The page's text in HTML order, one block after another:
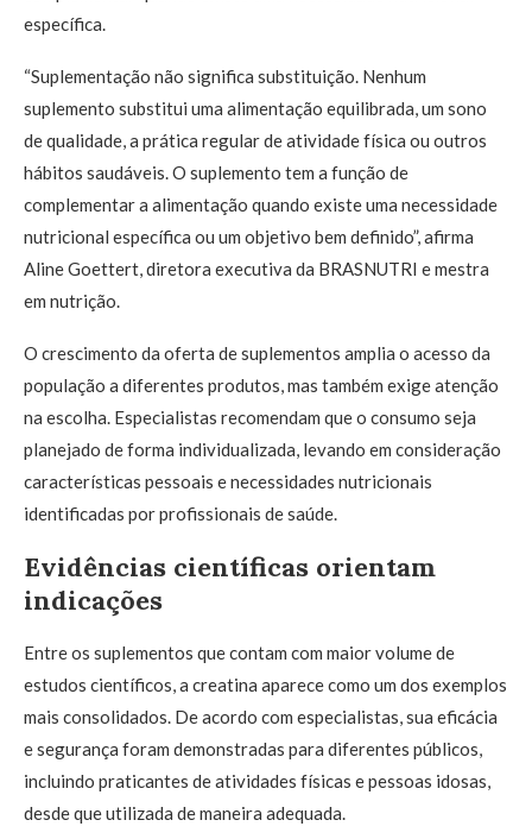
específica.
“Suplementação não significa substituição. Nenhum
suplemento substitui uma alimentação equilibrada, um sono
de qualidade, a prática regular de atividade física ou outros
hábitos saudáveis. O suplemento tem a função de
complementar a alimentação quando existe uma necessidade
nutricional específica ou um objetivo bem definido”, afirma
Aline Goettert, diretora executiva da BRASNUTRI e mestra
em nutrição.
O crescimento da oferta de suplementos amplia o acesso da
população a diferentes produtos, mas também exige atenção
na escolha. Especialistas recomendam que o consumo seja
planejado de forma individualizada, levando em consideração
características pessoais e necessidades nutricionais
identificadas por profissionais de saúde.
Evidências científicas orientam
indicações
Entre os suplementos que contam com maior volume de
estudos científicos, a creatina aparece como um dos exemplos
mais consolidados. De acordo com especialistas, sua eficácia
e segurança foram demonstradas para diferentes públicos,
incluindo praticantes de atividades físicas e pessoas idosas,
desde que utilizada de maneira adequada.